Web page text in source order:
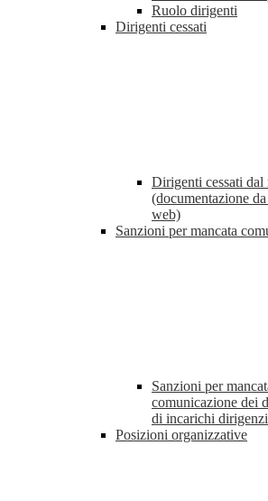
Ruolo dirigenti
Dirigenti cessati
Dirigenti cessati
(documentazione
web)
Sanzioni per mancata
Sanzioni per
comunicazione dei
di incarichi
Posizioni organizzative